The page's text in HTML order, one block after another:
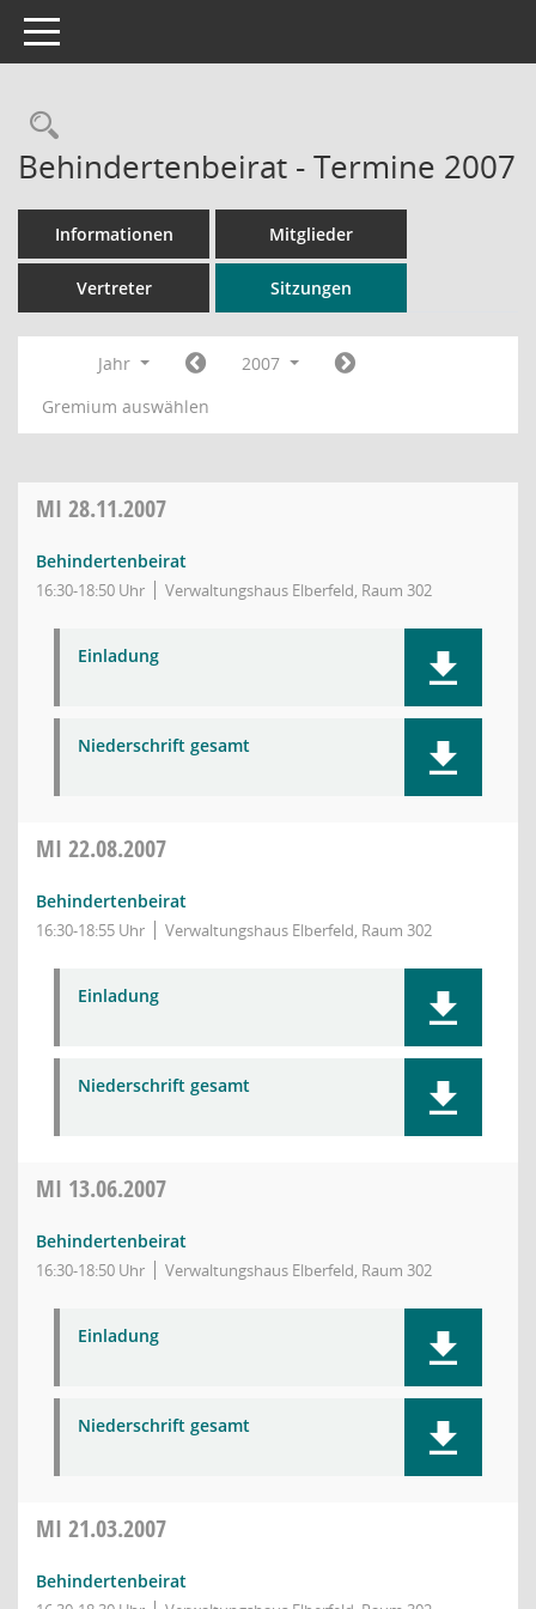
Toggle navigation
Rechercheauswahl
Behindertenbeirat - Termine 2007
Informationen Mitglieder
Vertreter Sitzungen
Jahr
2007
Gremium auswählen
MI 28.11.2007
Behindertenbeirat
16:30-18:50 Uhr Verwaltungshaus Elberfeld, Raum 302
Einladung
Niederschrift gesamt
MI 22.08.2007
Behindertenbeirat
16:30-18:55 Uhr Verwaltungshaus Elberfeld, Raum 302
Einladung
Niederschrift gesamt
MI 13.06.2007
Behindertenbeirat
16:30-18:50 Uhr Verwaltungshaus Elberfeld, Raum 302
Einladung
Niederschrift gesamt
MI 21.03.2007
Behindertenbeirat